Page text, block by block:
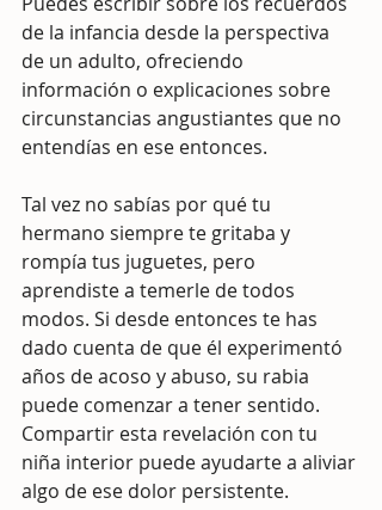
de la infancia desde la perspectiva
de un adulto, ofreciendo
información o explicaciones sobre
circunstancias angustiantes que no
entendías en ese entonces.
Tal vez no sabías por qué tu
hermano siempre te gritaba y
rompía tus juguetes, pero
aprendiste a temerle de todos
modos. Si desde entonces te has
dado cuenta de que él experimentó
años de acoso y abuso, su rabia
puede comenzar a tener sentido.
Compartir esta revelación con tu
niña interior puede ayudarte a aliviar
algo de ese dolor persistente.